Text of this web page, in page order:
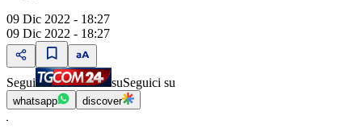
09 Dic 2022 - 18:27
09 Dic 2022 - 18:27
Segui suSeguici su
whatsapp discover